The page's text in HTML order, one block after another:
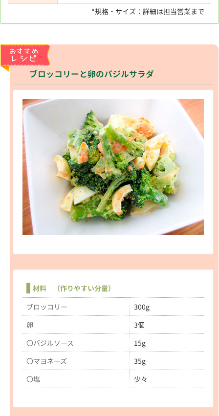
*規格・サイズ：詳細は担当営業まで
ブロッコリーと卵のバジルサラダ
材料 （作りやすい分量）
ブロッコリー
300g
卵
3個
〇バジルソース
15g
〇マヨネーズ
35g
〇塩
少々